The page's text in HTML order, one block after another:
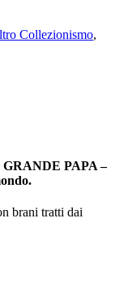
Collezionismo,
PAPA –
brani tratti dai